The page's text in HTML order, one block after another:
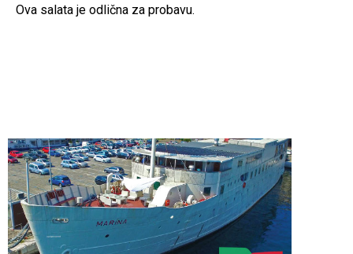
Ova salata je odlična za probavu.